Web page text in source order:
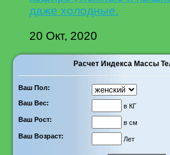
даже холодные.
20 Окт, 2020
Расчет Индекса Массы
Ваш Пол:
Ваш Вес:
в КГ
Ваш Рост:
в см
Ваш Возраст:
Лет